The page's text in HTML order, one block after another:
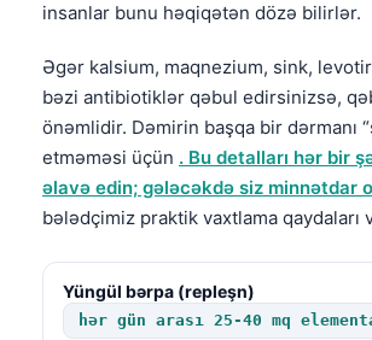
insanlar bunu həqiqətən dözə bilirlər.
Əgər kalsium, maqnezium, sink,
bəzi antibiotiklər qəbul edirsinizsə,
önəmlidir. Dəmirin başqa bir dərmanı
etməməsi üçün . Bu detalları hər bir
əlavə edin; gələcəkdə siz minnətdar
bələdçimiz praktik vaxtlama qaydaları
Yüngül bərpa (repleşn)
hər gün arası 25-40 mq
Кыргызча
Беларуская мова
Esperanto
Frysk
Ślōnskŏ gŏdka
Norsk bokmål